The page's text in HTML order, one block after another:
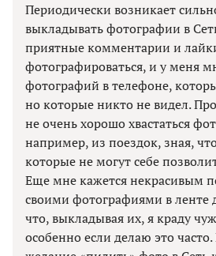
Периодически возникает
выкладывать фотографии в
приятные комментарии и
фотографироваться, и у меня
фотографий в телефоне,
но которые никто не видел.
не очень хорошо хвастаться
например, из поездок, зная,
которые не могут себе
Еще мне кажется некрасивым
своими фотографиями в ленте
что, выкладывая их, я краду
особенно если делаю это